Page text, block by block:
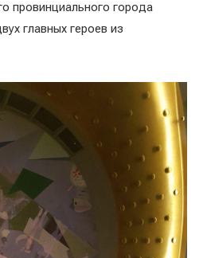
провинциального города
главных героев из